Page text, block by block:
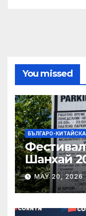
You missed
БЪЛГАРО-
Шанхай
MAY 20, 2026